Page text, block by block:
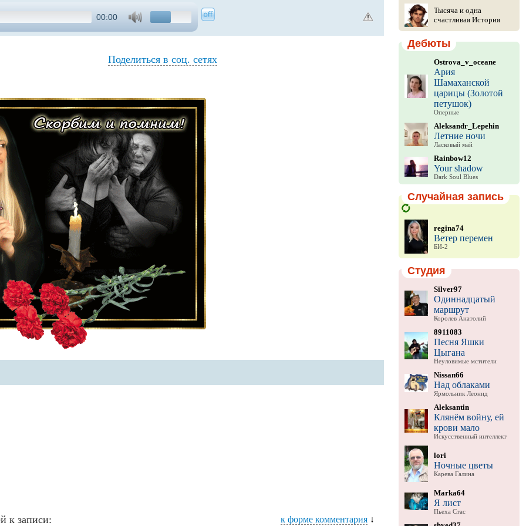
00:00
Поделиться в соц. сетях
к записи: к форме комментария ↓
Тысяча и одна
счастливая История
Дебюты
Ostrova_v_oceane
Ария
Шамаханской
царицы (Золотой
петушок)
Оперные
Aleksandr_Lepehin
Летние ночи
Ласковый май
Rainbow12
Your shadow
Dark Soul Blues
Случайная запись
regina74
Ветер перемен
БИ-2
Студия
Silver97
Одиннадцатый
маршрут
Королев Анатолий
8911083
Песня Яшки
Цыгана
Неуловимые мстители
Nissan66
Над облаками
Ярмольник Леонид
Aleksantin
Клянём войну, ей
крови мало
Искусственный интеллект
lori
Ночные цветы
Карева Галина
Marka64
Я лист
Пьеха Стас